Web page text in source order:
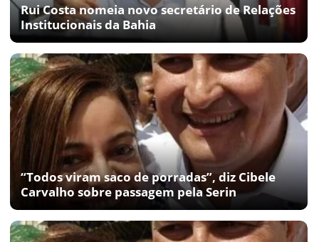
Rui Costa nomeia novo secretário de Relações
Institucionais da Bahia
“Todos viram saco de porradas”, diz Cibele
Carvalho sobre passagem pela Serin